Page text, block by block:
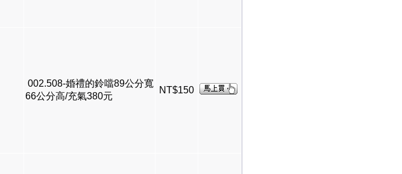
002.508-婚禮的鈴噹89公分寬
66公分高/充氣380元
NT$150